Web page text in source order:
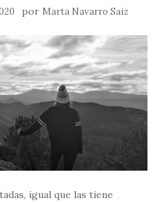
por Marta Navarro Saiz
igual que las tiene